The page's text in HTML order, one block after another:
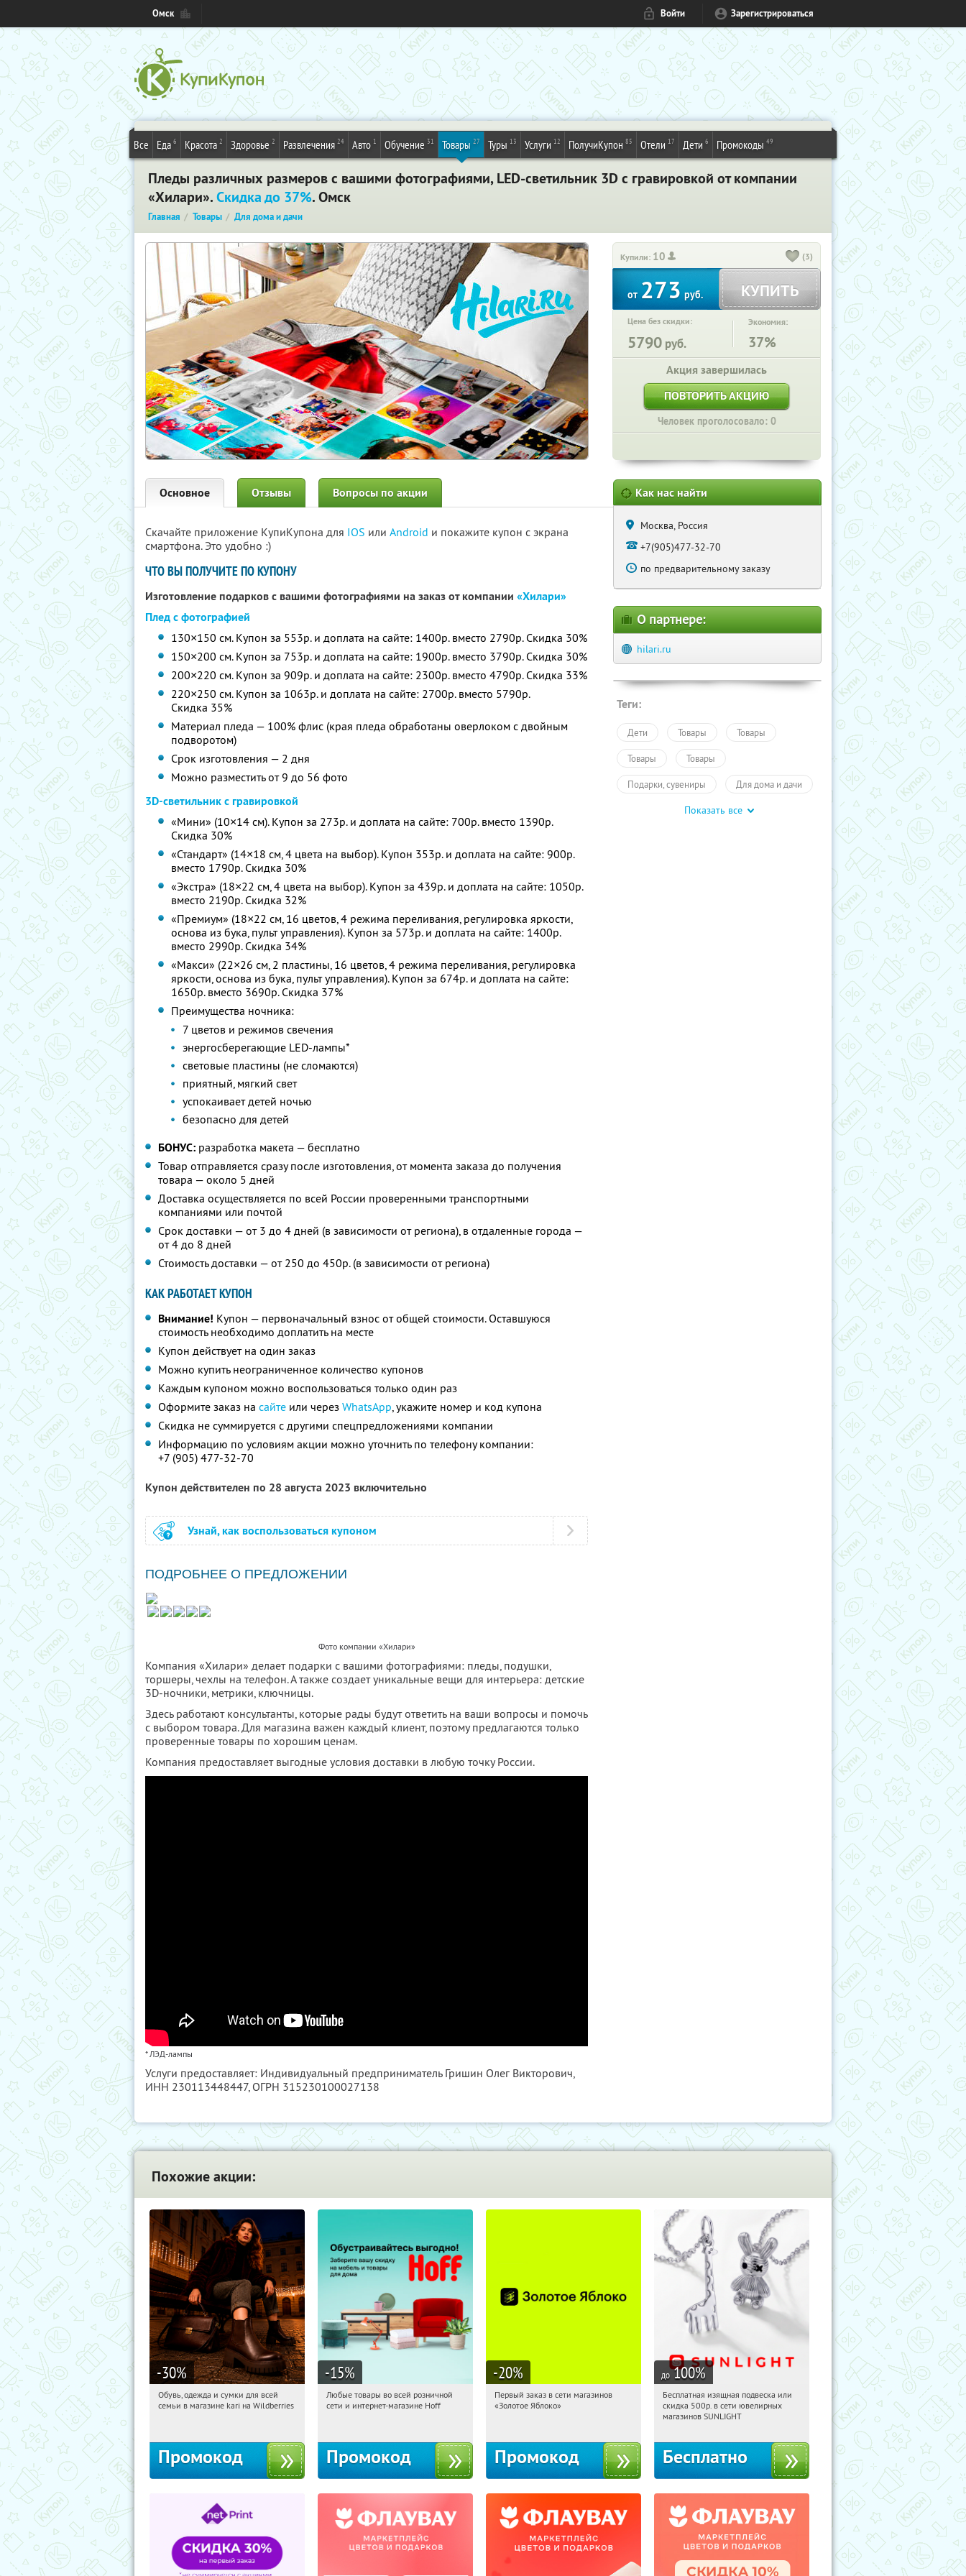
Омск Войти Зарегистрироваться
Все Еда 6 Красота 2 Здоровье 2 Развлечения 24 Авто 1 Обучение 31 Товары 27 Туры 13 Услуги 12 ПолучиКупон 85 Отели 17 Дети 6 Промокоды 49
Пледы различных размеров с вашими фотографиями, LED-светильник 3D с гравировкой от компании
«Хилари».Скидка до 37%. Омск
Главная Товары Для дома и дачи
Купили: 10 (3)
от273руб. КУПИТЬ
Цена без скидки:
5790 руб.
Экономия:
37%
Акция завершилась
ПОВТОРИТЬ АКЦИЮ
Человек проголосовало: 0
Основное Отзывы Вопросы по акции
Скачайте приложение КупиКупона для IOS или Android и покажите купон с экрана
смартфона. Это удобно :)
ЧТО ВЫ ПОЛУЧИТЕ ПО КУПОНУ
Изготовление подарков с вашими фотографиями на заказ от компании «Хилари»
Плед с фотографией
130×150 см. Купон за 553р. и доплата на сайте: 1400р. вместо 2790р. Скидка 30%
150×200 см. Купон за 753р. и доплата на сайте: 1900р. вместо 3790р. Скидка 30%
200×220 см. Купон за 909р. и доплата на сайте: 2300р. вместо 4790р. Скидка 33%
220×250 см. Купон за 1063р. и доплата на сайте: 2700р. вместо 5790р.
Скидка 35%
Материал пледа — 100% флис (края пледа обработаны оверлоком с двойным
подворотом)
Срок изготовления — 2 дня
Можно разместить от 9 до 56 фото
3D-светильник с гравировкой
«Мини» (10×14 см). Купон за 273р. и доплата на сайте: 700р. вместо 1390р.
Скидка 30%
«Стандарт» (14×18 см, 4 цвета на выбор). Купон 353р. и доплата на сайте: 900р.
вместо 1790р. Скидка 30%
«Экстра» (18×22 см, 4 цвета на выбор). Купон за 439р. и доплата на сайте: 1050р.
вместо 2190р. Скидка 32%
«Премиум» (18×22 см, 16 цветов, 4 режима переливания, регулировка яркости,
основа из бука, пульт управления). Купон за 573р. и доплата на сайте: 1400р.
вместо 2990р. Скидка 34%
«Макси» (22×26 см, 2 пластины, 16 цветов, 4 режима переливания, регулировка
яркости, основа из бука, пульт управления). Купон за 674р. и доплата на сайте:
1650р. вместо 3690р. Скидка 37%
Преимущества ночника:
7 цветов и режимов свечения
энергосберегающие LED-лампы*
световые пластины (не сломаются)
приятный, мягкий свет
успокаивает детей ночью
безопасно для детей
БОНУС: разработка макета — бесплатно
Товар отправляется сразу после изготовления, от момента заказа до получения
товара — около 5 дней
Доставка осуществляется по всей России проверенными транспортными
компаниями или почтой
Срок доставки — от 3 до 4 дней (в зависимости от региона), в отдаленные города —
от 4 до 8 дней
Стоимость доставки — от 250 до 450р. (в зависимости от региона)
КАК РАБОТАЕТ КУПОН
Внимание! Купон — первоначальный взнос от общей стоимости. Оставшуюся
стоимость необходимо доплатить на месте
Купон действует на один заказ
Можно купить неограниченное количество купонов
Каждым купоном можно воспользоваться только один раз
Оформите заказ на сайте или через WhatsApp, укажите номер и код купона
Скидка не суммируется с другими спецпредложениями компании
Информацию по условиям акции можно уточнить по телефону компании:
+7 (905) 477-32-70
Купон действителен по 28 августа 2023 включительно
Узнай, как воспользоваться купоном
ПОДРОБНЕЕ О ПРЕДЛОЖЕНИИ
Фото компании «Хилари»
Компания «Хилари» делает подарки с вашими фотографиями: пледы, подушки,
торшеры, чехлы на телефон. А также создает уникальные вещи для интерьера: детские
3D-ночники, метрики, ключницы.
Здесь работают консультанты, которые рады будут ответить на ваши вопросы и помочь
с выбором товара. Для магазина важен каждый клиент, поэтому предлагаются только
проверенные товары по хорошим ценам.
Компания предоставляет выгодные условия доставки в любую точку России.
* ЛЭД-лампы
Услуги предоставляет: Индивидуальный предприниматель Гришин Олег Викторович,
ИНН 230113448447, ОГРН 315230100027138
Как нас найти
Москва, Россия
+7(905)477-32-70
по предварительному заказу
О партнере:
hilari.ru
Теги:
Дети Товары Товары
Товары Товары
Подарки, сувениры Для дома и дачи
Детские товарыПоказать все
Похожие акции:
-30%
12:51:16 Получили:
Обувь, одежда и сумки для всей
семьи в магазине kari на Wildberries
Промокод
-15%
12:51:16 Получили:
Любые товары во всей розничной
сети и интернет-магазине Hoff
Промокод
-20%
12:51:16
Получи первым!
Первый заказ в сети магазинов
«Золотое Яблоко»
Промокод
до 100%
12:51:16 Получили:
Россия
Бесплатная изящная подвеска или
скидка 500р. в сети ювелирных
магазинов SUNLIGHT
Бесплатно